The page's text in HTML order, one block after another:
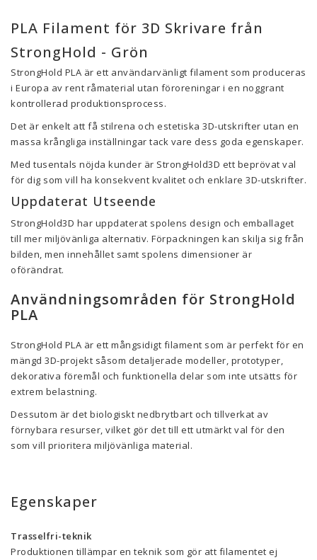
PLA Filament för 3D Skrivare från
StrongHold - Grön
StrongHold PLA är ett användarvänligt filament som produceras
i Europa av rent råmaterial utan föroreningar i en noggrant
kontrollerad produktionsprocess.
Det är enkelt att få stilrena och estetiska 3D-utskrifter utan en
massa krångliga inställningar tack vare dess goda egenskaper.
Med tusentals nöjda kunder är StrongHold3D ett beprövat val
för dig som vill ha konsekvent kvalitet och enklare 3D-utskrifter.
Uppdaterat Utseende
StrongHold3D har uppdaterat spolens design och emballaget
till mer miljövänliga alternativ. Förpackningen kan skilja sig från
bilden, men innehållet samt spolens dimensioner är
oförändrat.
Användningsområden för StrongHold
PLA
StrongHold PLA är ett mångsidigt filament som är perfekt för en
mängd 3D-projekt såsom detaljerade modeller, prototyper,
dekorativa föremål och funktionella delar som inte utsätts för
extrem belastning.
Dessutom är det biologiskt nedbrytbart och tillverkat av
förnybara resurser, vilket gör det till ett utmärkt val för den
som vill prioritera miljövänliga material.
Egenskaper
Trasselfri-teknik
Produktionen tillämpar en teknik som gör att filamentet ej